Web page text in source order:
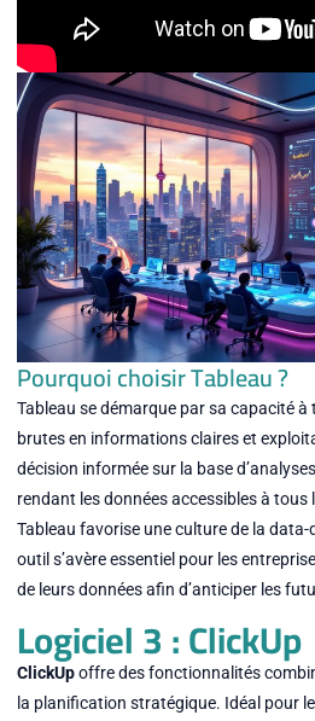
Pourquoi choisir Tableau ?
Tableau se démarque par sa capacité
brutes en informations claires et
décision informée sur la base
rendant les données accessibles à tous
Tableau favorise une culture de la
outil s’avère essentiel pour les
de leurs données afin d’anticiper les
Logiciel 3 : ClickUp
ClickUpoffre des fonctionnalités
la planification stratégique. Idéal pour